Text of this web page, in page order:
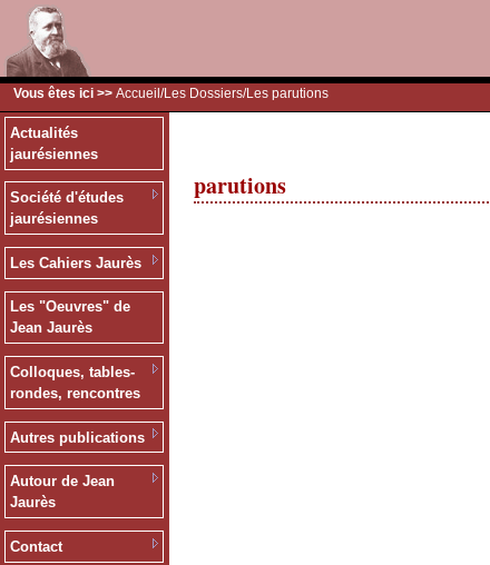
Vous êtes ici >> Accueil /Les Dossiers/Les parutions
Actualités
jaurésiennes
Société d'études
jaurésiennes
Les Cahiers Jaurès
Les "Oeuvres" de
Jean Jaurès
Colloques, tables-
rondes, rencontres
Autres publications
Autour de Jean
Jaurès
Contact
parutions